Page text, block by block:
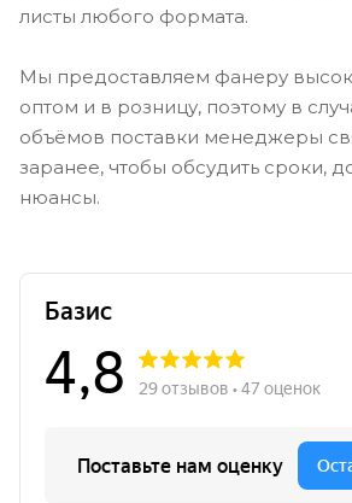
листы любого формата.
Мы предоставляем фанеру
оптом и в розницу, поэтому в
объёмов поставки менеджеры
заранее, чтобы обсудить сроки,
нюансы.